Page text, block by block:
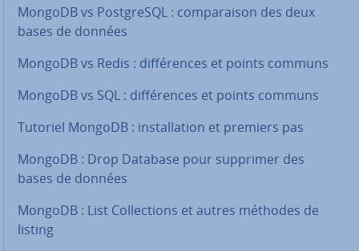
MongoDB vs Post­greSQL : com­pa­rai­son des deux
bases de données
MongoDB vs Redis : dif­fé­rences et points communs
MongoDB vs SQL : dif­fé­rences et points communs
Tutoriel MongoDB : ins­tal­la­tion et premiers pas
MongoDB : Drop Database pour supprimer des
bases de données
MongoDB : List Col­lec­tions et autres méthodes de
listing